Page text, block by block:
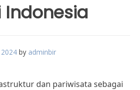
Indonesia
by adminbir
dan pariwisata sebagai